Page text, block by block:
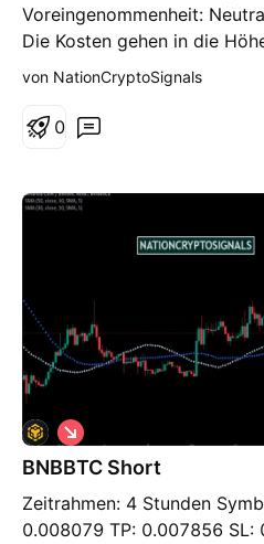
Voreingenommenheit:
Die Kosten gehen in die
einer drastischen Bewegung
Anschließend können wir
legitimer Kostenkanal
von NationCryptoSignals
0
BNBBTC Short
Zeitrahmen: 4 Stunden
0.008079 TP: 0.007856 SL:
S
h
o
t